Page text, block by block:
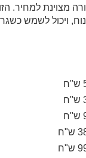
ויכול לשמש